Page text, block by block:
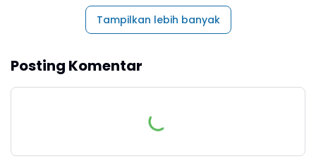
Tampilkan lebih banyak
Posting Komentar